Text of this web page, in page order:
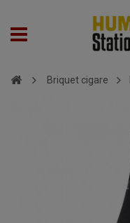
Briquet cigare